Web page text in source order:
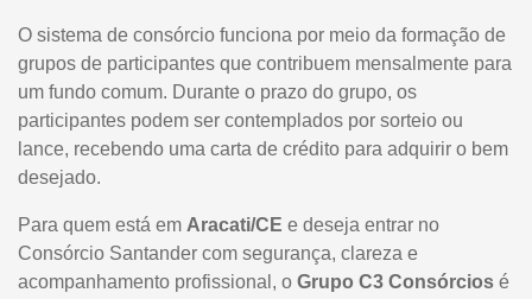
O sistema de consórcio funciona por meio da formação de
grupos de participantes que contribuem mensalmente para
um fundo comum. Durante o prazo do grupo, os
participantes podem ser contemplados por sorteio ou
lance, recebendo uma carta de crédito para adquirir o bem
desejado.
Para quem está em Aracati/CE e deseja entrar no
Consórcio Santander com segurança, clareza e
acompanhamento profissional, o Grupo C3 Consórcios é